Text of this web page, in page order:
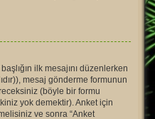
ilk mesajını düzenlerken
mesaj gönderme formunun
(böyle bir formu
yok demektir). Anket için
ve sonra “Anket